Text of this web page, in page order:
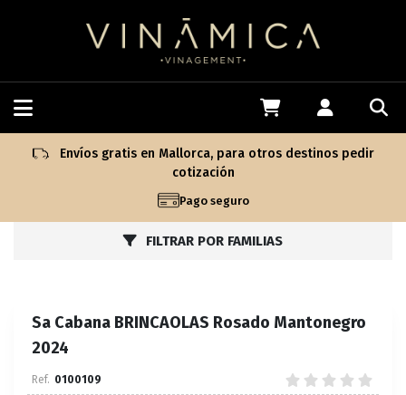
Envíos gratis en Mallorca, para otros destinos pedir
cotización
Pago seguro
FILTRAR POR FAMILIAS
Sa Cabana BRINCAOLAS Rosado Mantonegro
2024
0100109